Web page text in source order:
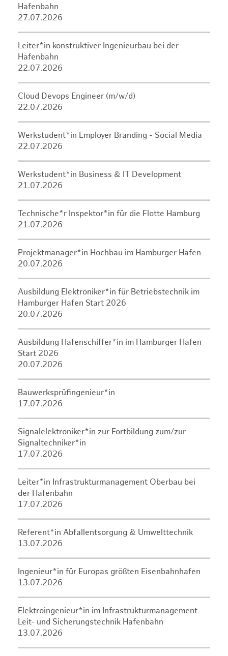
Hafenbahn
27.07.2026
Leiter*in konstruktiver Ingenieurbau bei der
Hafenbahn
22.07.2026
Cloud Devops Engineer (m/w/d)
22.07.2026
Werkstudent*in Employer Branding - Social Media
22.07.2026
Werkstudent*in Business & IT Development
21.07.2026
Technische*r Inspektor*in für die Flotte Hamburg
21.07.2026
Projektmanager*in Hochbau im Hamburger Hafen
20.07.2026
Ausbildung Elektroniker*in für Betriebstechnik im
Hamburger Hafen Start 2026
20.07.2026
Ausbildung Hafenschiffer*in im Hamburger Hafen
Start 2026
20.07.2026
Bauwerksprüfingenieur*in
17.07.2026
Signalelektroniker*in zur Fortbildung zum/zur
Signaltechniker*in
17.07.2026
Leiter*in Infrastrukturmanagement Oberbau bei
der Hafenbahn
17.07.2026
Referent*in Abfallentsorgung & Umwelttechnik
13.07.2026
Ingenieur*in für Europas größten Eisenbahnhafen
13.07.2026
Elektroingenieur*in im Infrastrukturmanagement
Leit- und Sicherungstechnik Hafenbahn
13.07.2026